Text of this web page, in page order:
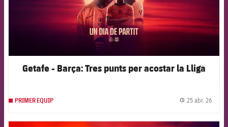
Getafe - Barça: Tres punts per acostar la Lliga
PRIMER EQUIP 25 abr. 26